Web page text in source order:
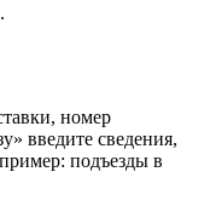
номер
введите сведения,
подъезды в